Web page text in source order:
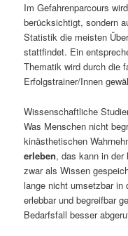
Im Gefahrenparcours
berücksichtigt, sondern
Statistik die meisten
stattfindet. Ein
Thematik wird durch die
Erfolgstrainer/Innen
Wissenschaftliche
Was Menschen nicht
kinästhetischen
erleben, das kann in der
zwar als Wissen
lange nicht umsetzbar in
erlebbar und begreifbar
Bedarfsfall besser